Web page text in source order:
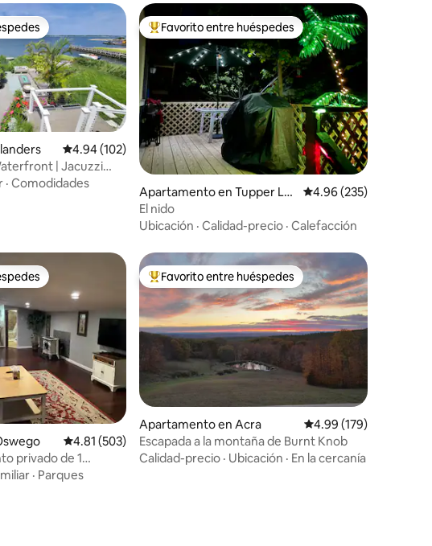
reseñas
Calificación promedio: 4.94 de 5, 102 reseñas
4.94 (102)
| Jacuzzi
· Comodidades
Favorito entre huéspedes preferido
Favorito entre huéspedes
Apartamento en Tupper Lak
e
Calificación promedio:
4.96 (235)
El nido
Ubicación · Calidad-precio · Calefacción
reseñas
Calificación promedio: 4.81 de 5, 503 reseñas
4.81 (503)
privado de 1
tamaño king,
· Parques
Favorito entre huéspedes preferido
Favorito entre huéspedes
Apartamento en Acra Calificación promedio:
4.99 (179)
Escapada a la montaña de Burnt Knob
Calidad-precio · Ubicación · En la cercanía